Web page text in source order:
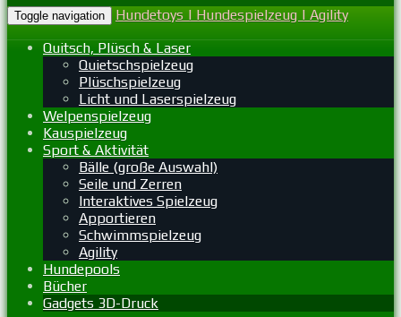
Toggle navigation
Hundetoys | Hundespielzeug | Agility
Quitsch, Plüsch & Laser
Quietschspielzeug
Plüschspielzeug
Licht und Laserspielzeug
Welpenspielzeug
Kauspielzeug
Sport & Aktivität
Bälle (große Auswahl)
Seile und Zerren
Interaktives Spielzeug
Apportieren
Schwimmspielzeug
Agility
Hundepools
Bücher
Gadgets 3D-Druck